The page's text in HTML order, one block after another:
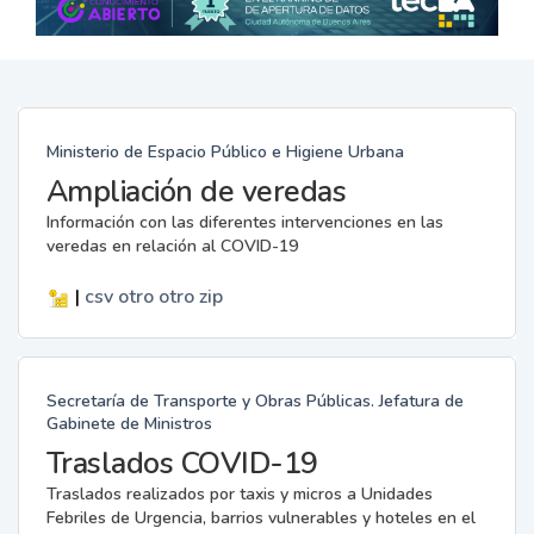
Ministerio de Espacio Público e Higiene Urbana
Ampliación de veredas
Información con las diferentes intervenciones en las
veredas en relación al COVID-19
| csv otro otro zip
Secretaría de Transporte y Obras Públicas. Jefatura de
Gabinete de Ministros
Traslados COVID-19
Traslados realizados por taxis y micros a Unidades
Febriles de Urgencia, barrios vulnerables y hoteles en el